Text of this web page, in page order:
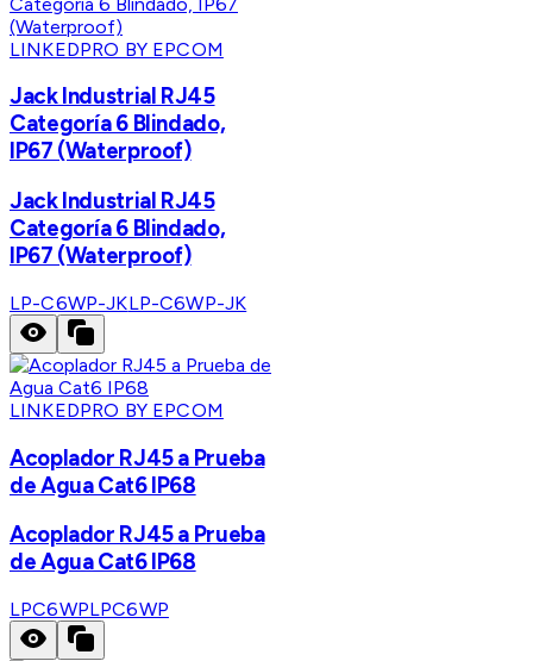
LINKEDPRO BY EPCOM
Jack Industrial RJ45
Categoría 6 Blindado,
IP67 (Waterproof)
Jack Industrial RJ45
Categoría 6 Blindado,
IP67 (Waterproof)
LP-C6WP-JKLP-C6WP-JK
LINKEDPRO BY EPCOM
Acoplador RJ45 a Prueba
de Agua Cat6 IP68
Acoplador RJ45 a Prueba
de Agua Cat6 IP68
LPC6WPLPC6WP